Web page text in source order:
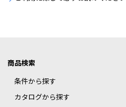
商品検索
条件から探す
カタログから探す